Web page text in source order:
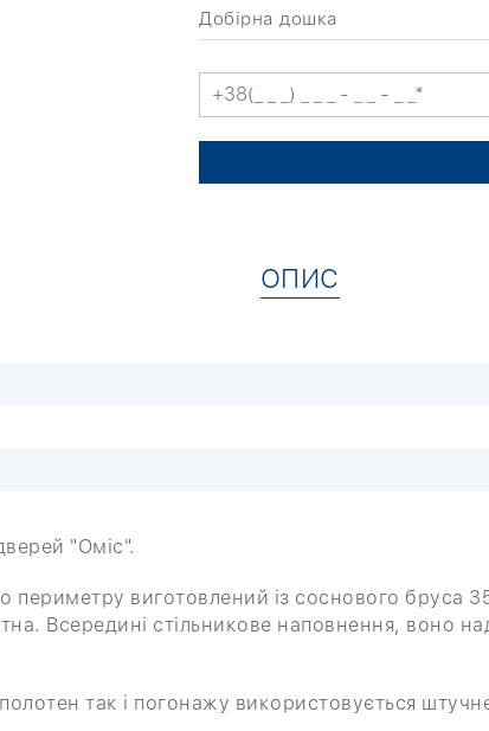
Добірна дошка
ОПИС
"Оміс".
периметру виготовлений із соснового
Всередині стільникове наповнення, воно
так і погонажу використовується